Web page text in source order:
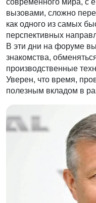
современного мира, с
вызовами, сложно
как одного из самых
перспективных
В эти дни на форуме
знакомства,
производственные
Уверен, что время,
полезным вкладом в